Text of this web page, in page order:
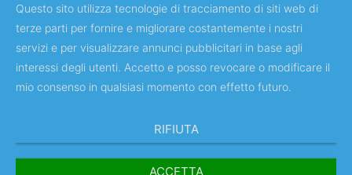
Copyright © 2018 Università degli Studi di Roma Tor Vergata
Questo sito utilizza tecnologie di tracciamento di siti web di
terze parti per fornire e migliorare costantemente i nostri
servizi e per visualizzare annunci pubblicitari in base agli
interessi degli utenti. Accetto e posso revocare o modificare il
mio consenso in qualsiasi momento con effetto futuro.
RIFIUTA
ACCETTA